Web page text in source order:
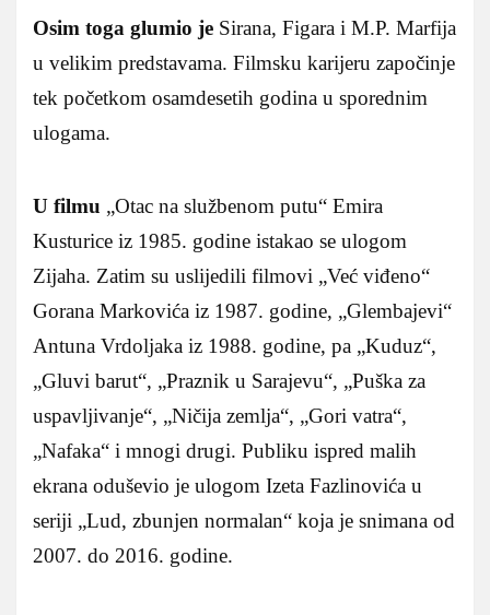
Osim toga glumio je Sirana, Figara i M.P. Marfija
u velikim predstavama. Filmsku karijeru započinje
tek početkom osamdesetih godina u sporednim
ulogama.
U filmu „Otac na službenom putu“ Emira
Kusturice iz 1985. godine istakao se ulogom
Zijaha. Zatim su uslijedili filmovi „Već viđeno“
Gorana Markovića iz 1987. godine, „Glembajevi“
Antuna Vrdoljaka iz 1988. godine, pa „Kuduz“,
„Gluvi barut“, „Praznik u Sarajevu“, „Puška za
uspavljivanje“, „Ničija zemlja“, „Gori vatra“,
„Nafaka“ i mnogi drugi. Publiku ispred malih
ekrana oduševio je ulogom Izeta Fazlinovića u
seriji „Lud, zbunjen normalan“ koja je snimana od
2007. do 2016. godine.